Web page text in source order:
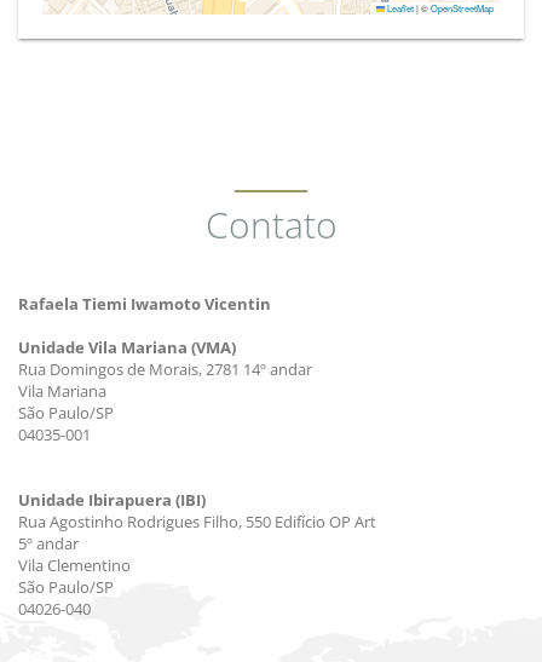
Leaflet|©OpenStreetMap
Contato
Rafaela Tiemi Iwamoto Vicentin
Unidade Vila Mariana (VMA)
Rua Domingos de Morais, 2781 14º andar
Vila Mariana
São Paulo/SP
04035-001
Unidade Ibirapuera (IBI)
Rua Agostinho Rodrigues Filho, 550 Edifício OP Art
5º andar
Vila Clementino
São Paulo/SP
04026-040